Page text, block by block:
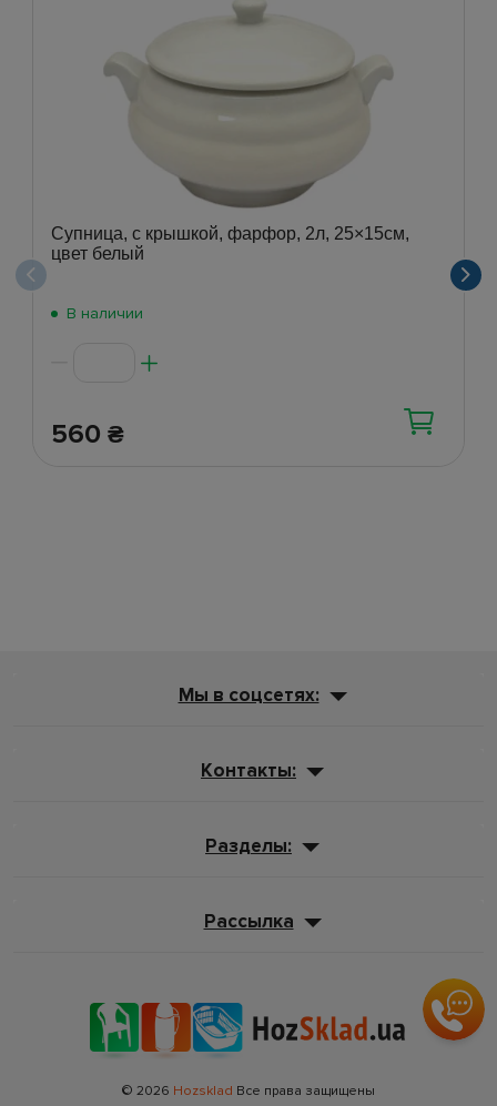
Супница, с крышкой, фарфор, 2л, 25×15см,
цвет белый
В наличии
560 ₴
Мы в соцсетях:
Контакты:
Разделы:
Рассылка
© 2026 Hozsklad Все права защищены